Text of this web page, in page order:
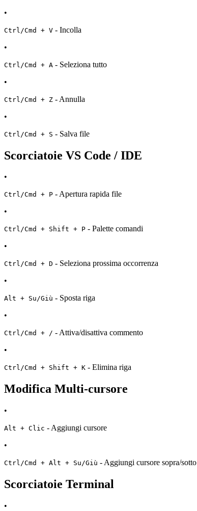
•
Ctrl/Cmd + V - Incolla
•
Ctrl/Cmd + A - Seleziona tutto
•
Ctrl/Cmd + Z - Annulla
•
Ctrl/Cmd + S - Salva file
Scorciatoie VS Code / IDE
•
Ctrl/Cmd + P - Apertura rapida file
•
Ctrl/Cmd + Shift + P - Palette comandi
•
Ctrl/Cmd + D - Seleziona prossima occorrenza
•
Alt + Su/Giù - Sposta riga
•
Ctrl/Cmd + / - Attiva/disattiva commento
•
Ctrl/Cmd + Shift + K - Elimina riga
Modifica Multi-cursore
•
Alt + Clic - Aggiungi cursore
•
Ctrl/Cmd + Alt + Su/Giù - Aggiungi cursore sopra/sotto
Scorciatoie Terminal
•